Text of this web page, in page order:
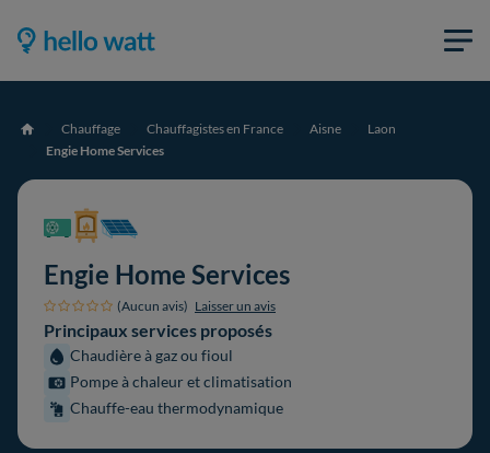
Accueil Chauffage Chauffagistes en France Aisne
Laon
Engie Home Services
Engie Home Services
(Aucun avis) Laisser un avis
Principaux services proposés
Chaudière à gaz ou fioul
Pompe à chaleur et climatisation
Chauffe-eau thermodynamique